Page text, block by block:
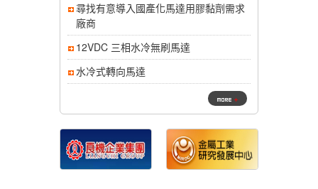
尋找有意導入國產化馬達用膠黏劑需求
廠商
12VDC 三相水冷無刷馬達
水冷式轉向馬達